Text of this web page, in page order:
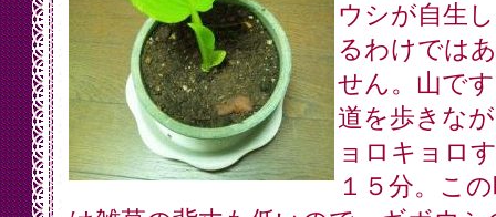
ウシが自生
るわけでは
せん。山で
道を歩きな
ョロキョロ
１５分。こ